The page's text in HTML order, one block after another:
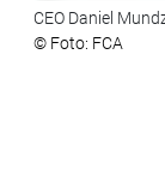
CEO Daniel
© Foto: FCA